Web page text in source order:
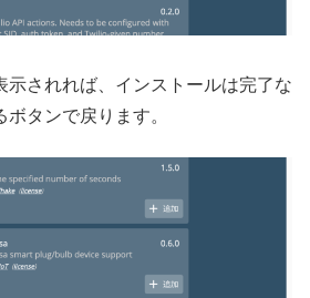
示されれば、インストールは完了な
タンで戻ります。